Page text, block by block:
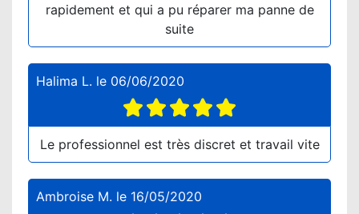
rapidement et qui a pu réparer ma panne de
suite
Halima L. le 06/06/2020
Le professionnel est très discret et travail vite
Ambroise M. le 16/05/2020